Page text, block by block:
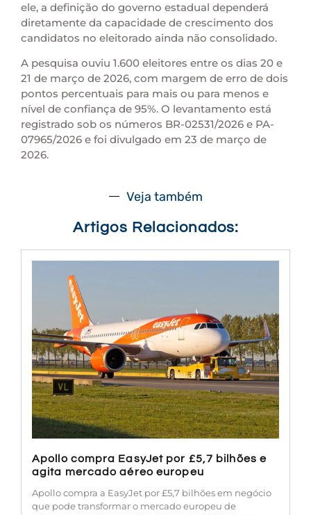
ele, a definição do governo estadual dependerá
diretamente da capacidade de crescimento dos
candidatos no eleitorado ainda não consolidado.
A pesquisa ouviu 1.600 eleitores entre os dias 20 e
21 de março de 2026, com margem de erro de dois
pontos percentuais para mais ou para menos e
nível de confiança de 95%. O levantamento está
registrado sob os números BR-02531/2026 e PA-
07965/2026 e foi divulgado em 23 de março de
2026.
Veja também
Artigos Relacionados:
Apollo compra EasyJet por £5,7 bilhões e
agita mercado aéreo europeu
Apollo compra a EasyJet por £5,7 bilhões em negócio
que pode transformar o mercado europeu de